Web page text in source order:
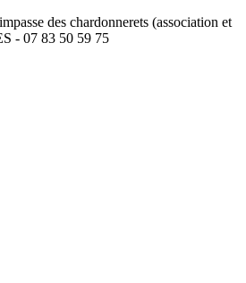
des chardonnerets (association et
- 07 83 50 59 75